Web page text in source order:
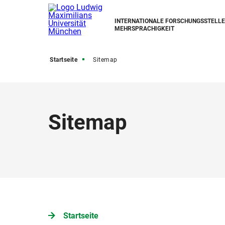
INTERNATIONALE
MEHRSPRACHIGKEIT
Startseite Sitemap
Sitemap
Startseite